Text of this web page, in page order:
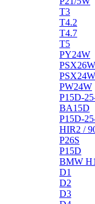
T3
T4.2
T4.7
T5
PY24W
PSX26W
PSX24W
PW24W
P15D-
BA15D
P15D-
HIR2 /
P26S
P15D
BMW
D1
D2
D3